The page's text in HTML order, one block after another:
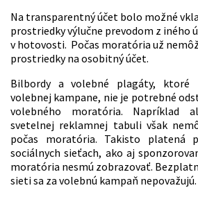
Na transparentný účet bolo možné
prostriedky výlučne prevodom z iného
v hotovosti. Počas moratória už
prostriedky na osobitný účet.
Bilbordy a volebné plagáty, ktoré
volebnej kampane, nie je potrebné
volebného moratória. Napríklad
svetelnej reklamnej tabuli však
počas moratória. Takisto platená
sociálnych sieťach, ako aj
moratória nesmú zobrazovať.
sieti sa za volebnú kampaň nepovažujú.